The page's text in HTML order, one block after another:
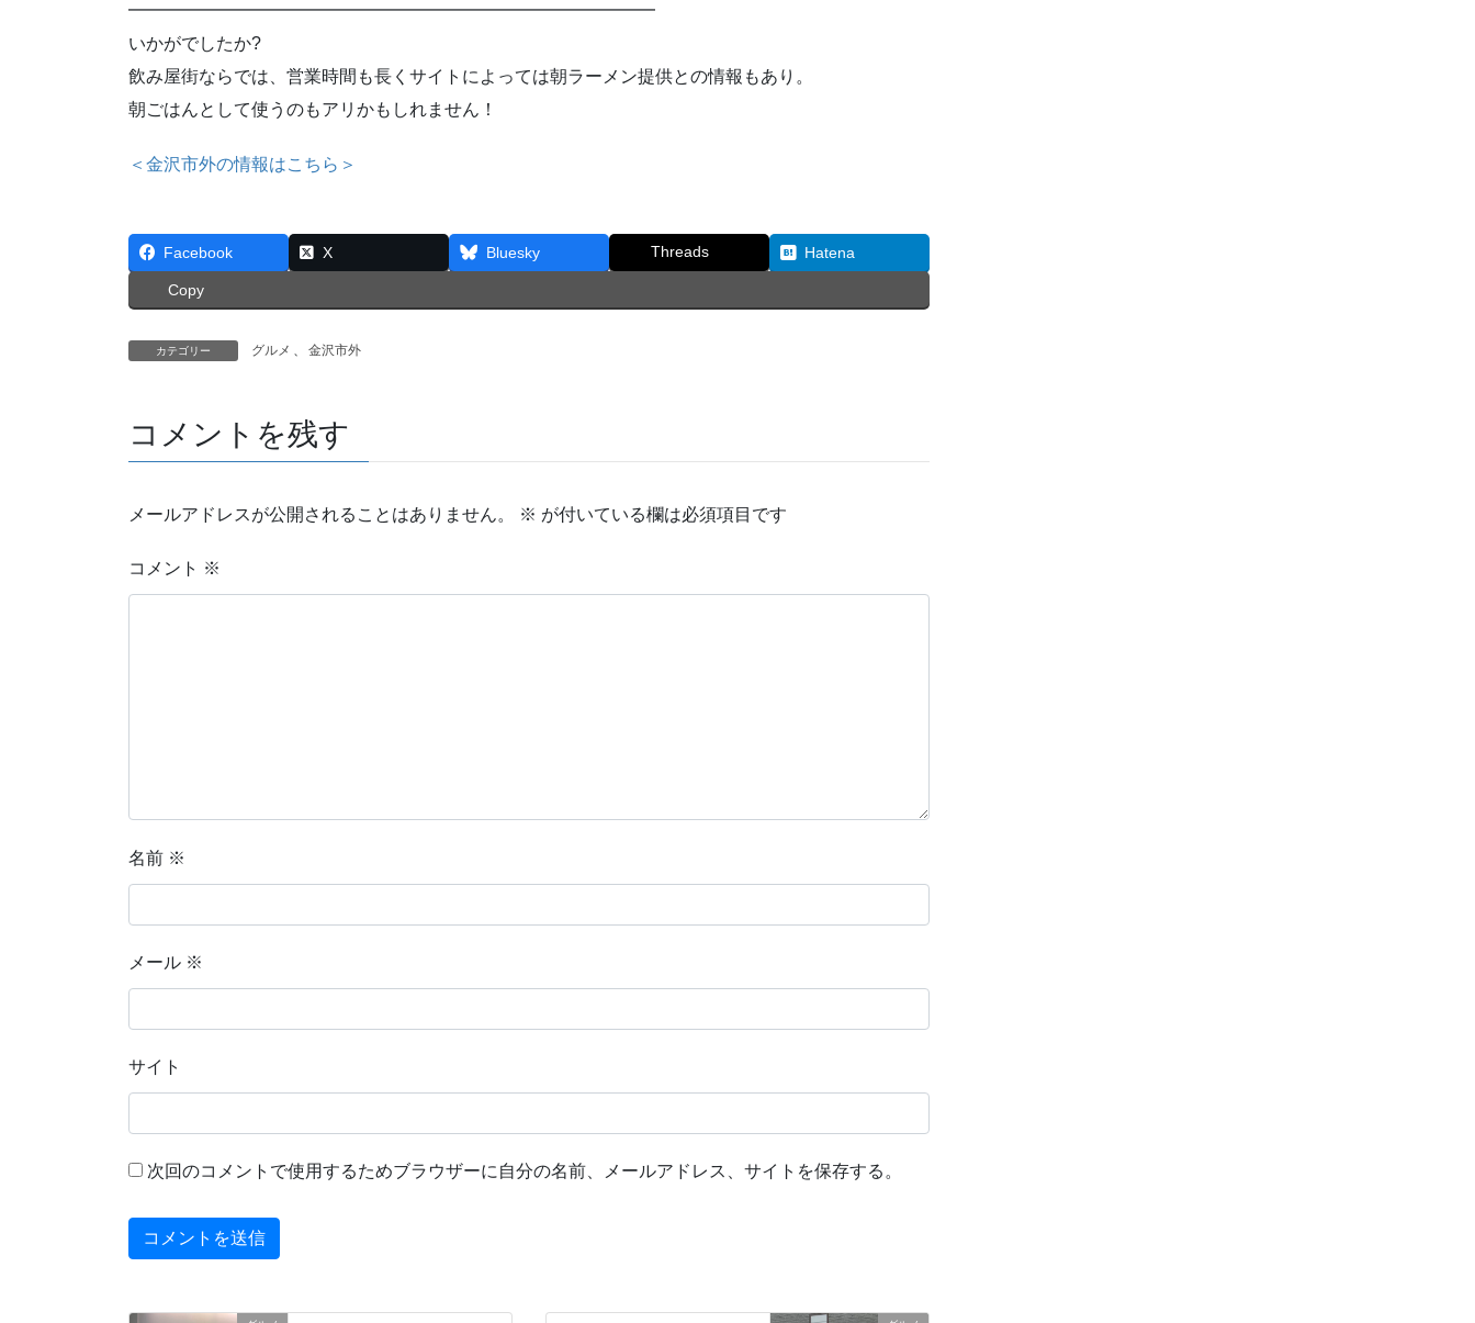
━━━━━━━━━━━━━━━━━━━━━━━━━━━━━━
いかがでしたか?
飲み屋街ならでは、営業時間も長くサイトによっては朝ラーメン提供との情報もあり。
朝ごはんとして使うのもアリかもしれません！
＜金沢市外の情報はこちら＞
Facebook X Bluesky Threads Hatena
Copy
カテゴリー グルメ 金沢市外
コメントを残す
メールアドレスが公開されることはありません。 ※ が付いている欄は必須項目です
コメント ※
名前 ※
メール ※
サイト
次回のコメントで使用するためブラウザーに自分の名前、メールアドレス、サイトを保存する。